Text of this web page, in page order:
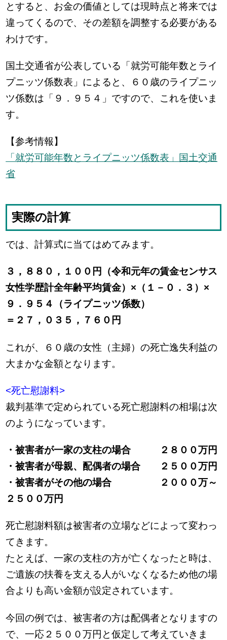
とすると、お金の価値としては現時点と将来では
違ってくるので、その差額を調整する必要がある
わけです。
国土交通省が公表している「就労可能年数とライ
プニッツ係数表」によると、６０歳のライプニッ
ツ係数は「９．９５４」ですので、これを使いま
す。
【参考情報】
「就労可能年数とライプニッツ係数表」国土交通
省
実際の計算
では、計算式に当てはめてみます。
３，８８０，１００円（令和元年の賃金センサス
女性学歴計全年齢平均賃金）×（１－０．３）×
９．９５４（ライプニッツ係数）
＝２７，０３５，７６０円
これが、６０歳の女性（主婦）の死亡逸失利益の
大まかな金額となります。
<死亡慰謝料>
裁判基準で定められている死亡慰謝料の相場は次
のようになっています。
・被害者が一家の支柱の場合 ２８００万円
・被害者が母親、配偶者の場合 ２５００万円
・被害者がその他の場合 ２０００万～
２５００万円
死亡慰謝料額は被害者の立場などによって変わっ
てきます。
たとえば、一家の支柱の方が亡くなったと時は、
ご遺族の扶養を支える人がいなくなるため他の場
合よりも高い金額が設定されています。
今回の例では、被害者の方は配偶者となりますの
で、一応２５００万円と仮定して考えていきま